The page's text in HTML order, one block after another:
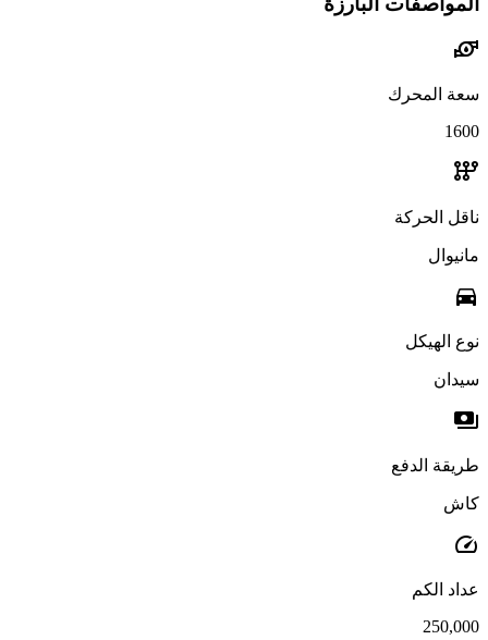
water_pump
سعة المحرك
1600
auto_transmission
ناقل الحركة
مانيوال
directions_car
نوع الهيكل
سيدان
payments
طريقة الدفع
كاش
speed
عداد الكم
250,000